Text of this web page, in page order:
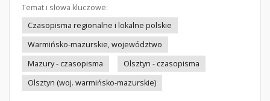
Temat i słowa kluczowe:
Czasopisma regionalne i lokalne polskie
Warmińsko-mazurskie, województwo
Mazury - czasopisma
Olsztyn - czasopisma
Olsztyn (woj. warmińsko-mazurskie)